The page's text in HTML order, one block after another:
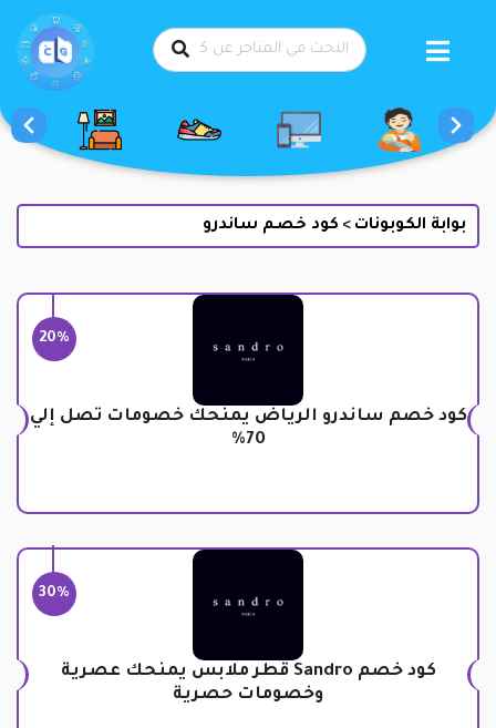
بوابة الكوبونات > كود خصم ساندرو
20%
كود خصم ساندرو الرياض يمنحك خصومات تصل إلي
70%
30%
كود خصم Sandro قطر ملابس يمنحك عصرية
وخصومات حصرية